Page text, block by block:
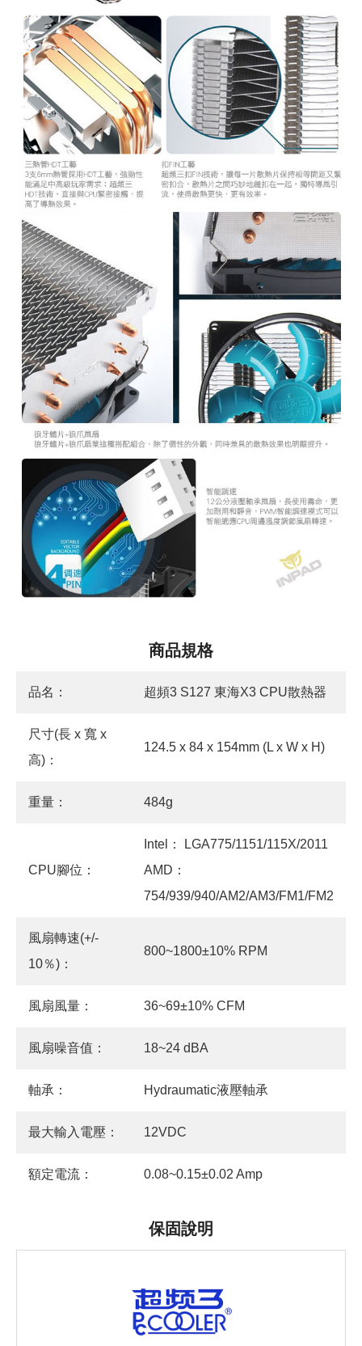
商品規格
品名： 超頻3 S127 東海X3 CPU散熱器
尺寸(長 x 寬 x
高)：
124.5 x 84 x 154mm (L x W x H)
重量： 484g
CPU腳位：
Intel： LGA775/1151/115X/2011
AMD：
754/939/940/AM2/AM3/FM1/FM2
風扇轉速(+/-
10％)：
800~1800±10% RPM
風扇風量： 36~69±10% CFM
風扇噪音值： 18~24 dBA
軸承： Hydraumatic液壓軸承
最大輸入電壓： 12VDC
額定電流： 0.08~0.15±0.02 Amp
保固說明